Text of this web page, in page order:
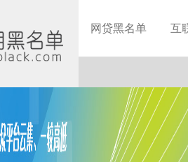
网贷黑名单 互